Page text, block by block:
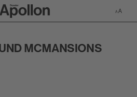
ZU ÖFFNEN/SCHLIESSEN Zur
MCMANSIONS